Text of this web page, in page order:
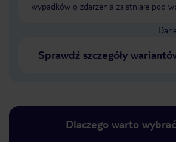
wypadków o zdarzenia zaistniałe pod
Sprawdź szczegóły
Dlaczego warto